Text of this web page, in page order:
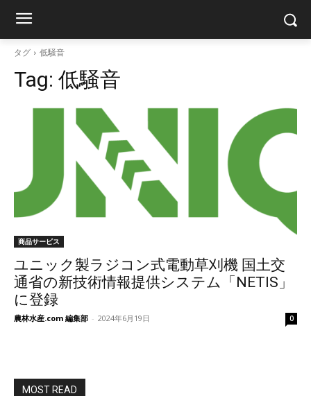
タグ 低騒音
Tag: 低騒音
商品サービス
ユニック製ラジコン式電動草刈機 国土交
通省の新技術情報提供システム「NETIS」
に登録
農林水産.com 編集部 - 2024年6月19日 0
MOST READ